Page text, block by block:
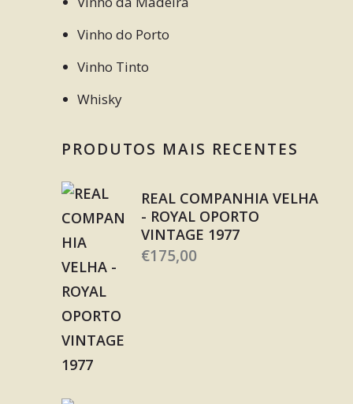
Vinho do Porto
Vinho Tinto
Whisky
PRODUTOS MAIS RECENTES
REAL COMPANHIA VELHA
- ROYAL OPORTO
VINTAGE 1977
€175,00